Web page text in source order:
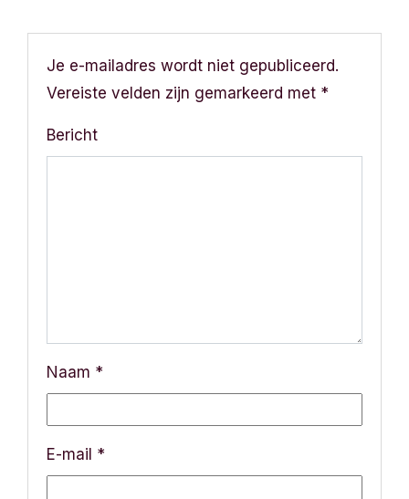
Je e-mailadres wordt niet gepubliceerd.
Vereiste velden zijn gemarkeerd met *
Bericht
Naam *
E-mail *